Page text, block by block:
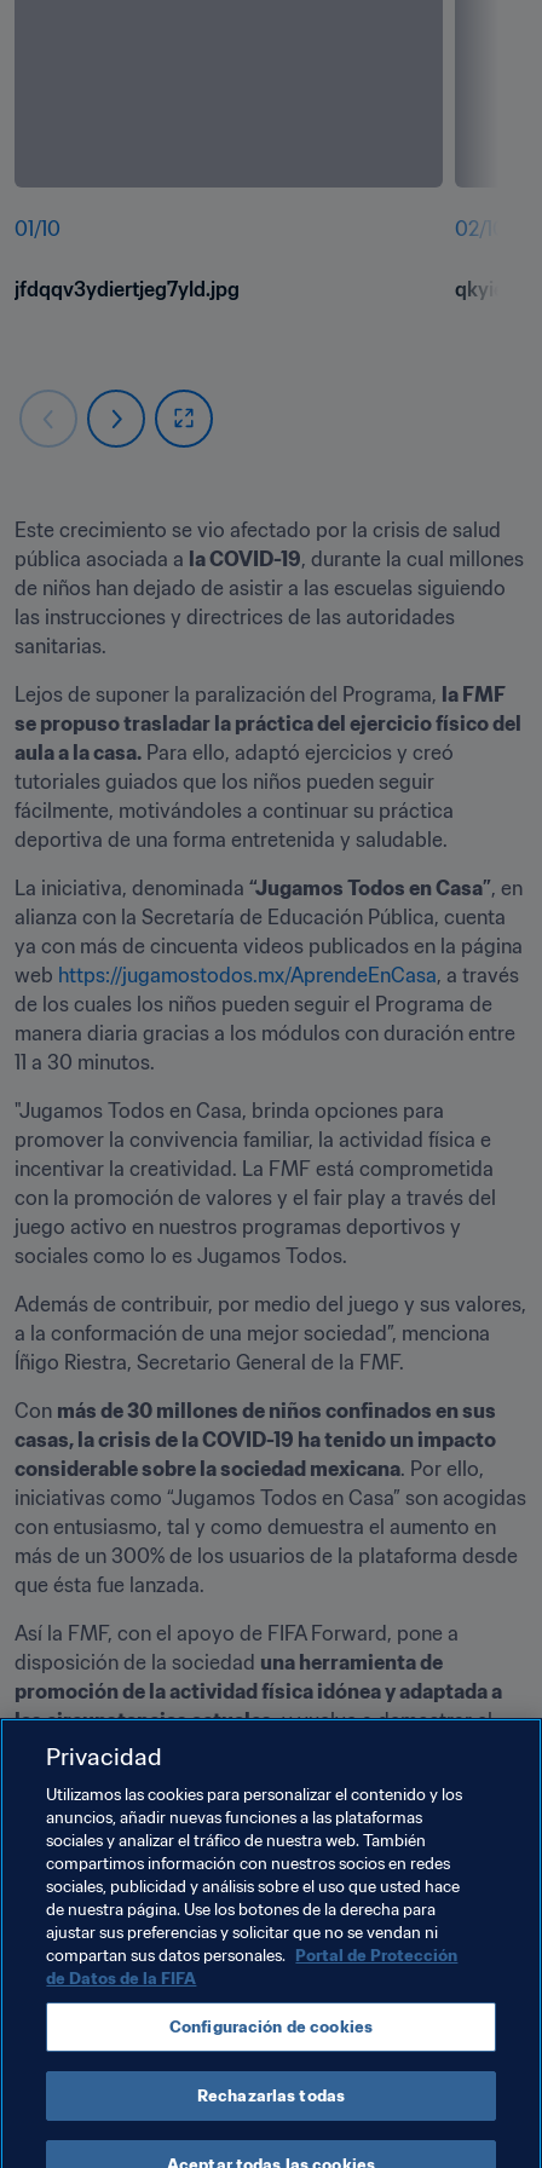
01 /10
jfdqqv3ydiertjeg7yld.jpg
02/10
Este crecimiento se vio afectado por la crisis de salud
pública asociada a la COVID-19, durante la cual millones
de niños han dejado de asistir a las escuelas siguiendo
las instrucciones y directrices de las autoridades
sanitarias.
Lejos de suponer la paralización del Programa, la FMF
se propuso trasladar la práctica del ejercicio físico del
aula a la casa. Para ello, adaptó ejercicios y creó
tutoriales guiados que los niños pueden seguir
fácilmente, motivándoles a continuar su práctica
deportiva de una forma entretenida y saludable.
La iniciativa, denominada “Jugamos Todos en Casa”, en
alianza con la Secretaría de Educación Pública, cuenta
ya con más de cincuenta videos publicados en la página
web https://jugamostodos.mx/AprendeEnCasa, a través
de los cuales los niños pueden seguir el Programa de
manera diaria gracias a los módulos con duración entre
11 a 30 minutos.
"Jugamos Todos en Casa, brinda opciones para
promover la convivencia familiar, la actividad física e
incentivar la creatividad. La FMF está comprometida
con la promoción de valores y el fair play a través del
juego activo en nuestros programas deportivos y
sociales como lo es Jugamos Todos.
Además de contribuir, por medio del juego y sus valores,
a la conformación de una mejor sociedad”, menciona
Íñigo Riestra, Secretario General de la FMF.
Con más de 30 millones de niños confinados en sus
casas, la crisis de la COVID-19 ha tenido un impacto
considerable sobre la sociedad mexicana. Por ello,
iniciativas como “Jugamos Todos en Casa” son acogidas
con entusiasmo, tal y como demuestra el aumento en
más de un 300% de los usuarios de la plataforma desde
que ésta fue lanzada.
Así la FMF, con el apoyo de FIFA Forward, pone a
disposición de la sociedad una herramienta de
promoción de la actividad física idónea y adaptada a
las circunstancias actuales, y vuelve a demostrar el
enorme potencial del fútbol como vector de
saludables y valores sociales de convivencia, poniendo
de manifiesto y actualidad su lema “si jugamos todos,
ganamos juntos”.
Temas relacionados
Programa Forward de la FIFA México
Concacaf
Privacidad
Utilizamos las cookies para personalizar el contenido y los
anuncios, añadir nuevas funciones a las plataformas
sociales y analizar el tráfico de nuestra web. También
compartimos información con nuestros socios en redes
sociales, publicidad y análisis sobre el uso que usted hace
de nuestra página. Use los botones de la derecha para
ajustar sus preferencias y solicitar que no se vendan ni
compartan sus datos personales. Portal de Protección
de Datos de la FIFA
Configuración de cookies
Rechazarlas todas